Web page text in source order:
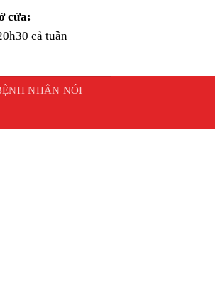
cửa:
cả tuần
NHÂN NÓI